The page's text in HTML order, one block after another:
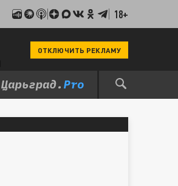
18+
ОТКЛЮЧИТЬ РЕКЛАМУ